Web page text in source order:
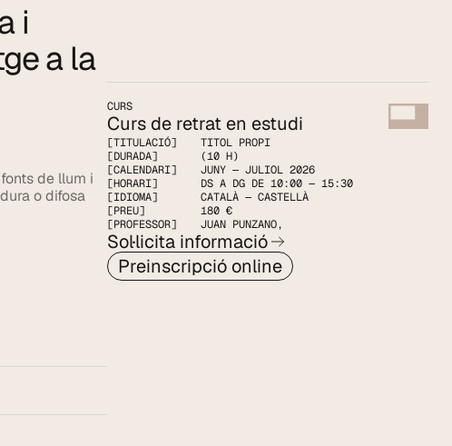
i
a la
de llum i
o difosa
CURS
Curs de retrat en estudi
[TITULACIÓ]
TITOL PROPI
[DURADA]
(10 H)
[CALENDARI]
JUNY — JULIOL 2026
[HORARI]
DS A DG DE 10:00 — 15:30
[IDIOMA]
CATALÀ — CASTELLÀ
[PREU]
180 €
[PROFESSOR]
JUAN PUNZANO,
Sol·licita informació
Preinscripció online